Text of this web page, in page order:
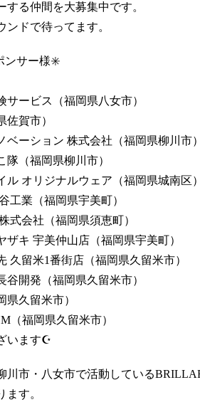
する仲間を大募集中です。
ンドで待ってます。
ンサー様✳️
サービス（福岡県八女市）
佐賀市）
ベーション 株式会社（福岡県柳川市）
隊（福岡県柳川市）
ル オリジナルウェア（福岡県城南区）
工業（福岡県宇美町）
式会社（福岡県須恵町）
ザキ 宇美仲山店（福岡県宇美町）
久留米1番街店（福岡県久留米市）
谷開発（福岡県久留米市）
県久留米市）
（福岡県久留米市）
います☪️
川市・八女市で活動している
ます。